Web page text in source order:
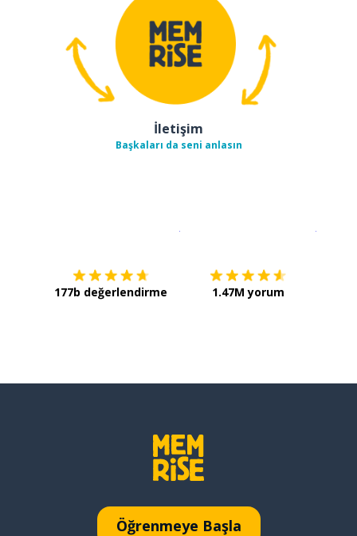
İletişim
Başkaları da seni anlasın
177b değerlendirme 1.47M yorum
Öğrenmeye Başla